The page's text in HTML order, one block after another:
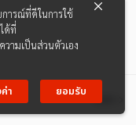
ต่อไป
ารณ์ที่ดีในการใช้
ด้ที่
ามเป็นส่วนตัวเอง
า
ยอมรับ